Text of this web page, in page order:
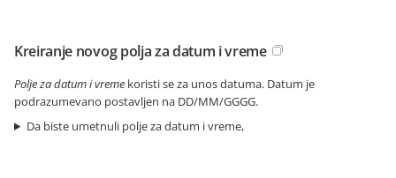
Kreiranje novog polja za datum i vreme
Polje za datum i vreme koristi se za unos datuma. Datum je
podrazumevano postavljen na DD/MM/GGGG.
Da biste umetnuli polje za datum i vreme,